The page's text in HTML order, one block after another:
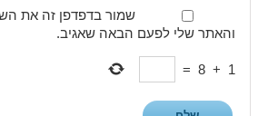
שמור בדפדפן זה את
והאתר שלי לפעם הבאה שאגיב.
1
+
8
=